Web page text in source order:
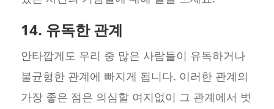
14. 유독한 관계
안타깝게도 우리 중 많은 사람들이 유독하거나
불균형한 관계에 빠지게 됩니다. 이러한 관계의
가장 좋은 점은 의심할 여지없이 그 관계에서 벗